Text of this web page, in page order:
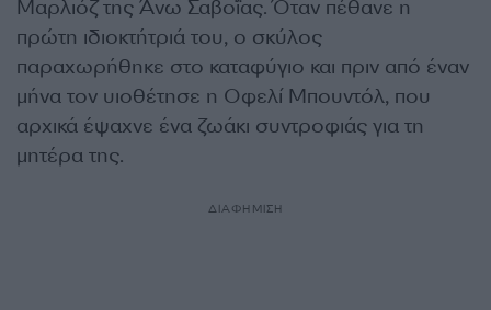
Μαρλιόζ της Άνω Σαβοΐας. Όταν πέθανε η
πρώτη ιδιοκτήτριά του, ο σκύλος
παραχωρήθηκε στο καταφύγιο και πριν από έναν
μήνα τον υιοθέτησε η Οφελί Μπουντόλ, που
αρχικά έψαχνε ένα ζωάκι συντροφιάς για τη
μητέρα της.
ΔΙΑΦΗΜΙΣΗ